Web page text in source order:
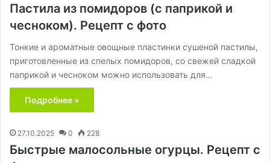
Пастила из помидоров (с паприкой и
чесноком). Рецепт с фото
Тонкие и ароматные овощные пластинки сушеной пастилы,
приготовленные из спелых помидоров, со свежей сладкой
паприкой и чесноком можно использовать для…
Подробнее »
27.10.2025 0 228
Быстрые малосольные огурцы. Рецепт с